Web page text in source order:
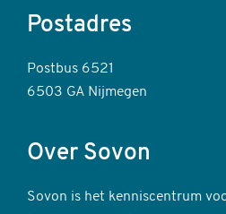
Postadres
Postbus 6521
6503 GA Nijmegen
Over Sovon
Sovon is het kenniscentrum